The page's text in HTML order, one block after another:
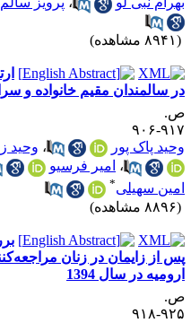
سالمندان مقیم خانواده و
۹۰۶
پاک پور
،وحید
،امیر فرسیو
سهیلی
از زایمان در زنان
در سال 1394
۹۱۸